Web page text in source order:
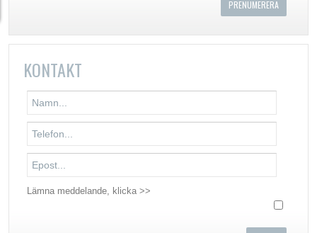
KONTAKT
Lämna meddelande, klicka >>